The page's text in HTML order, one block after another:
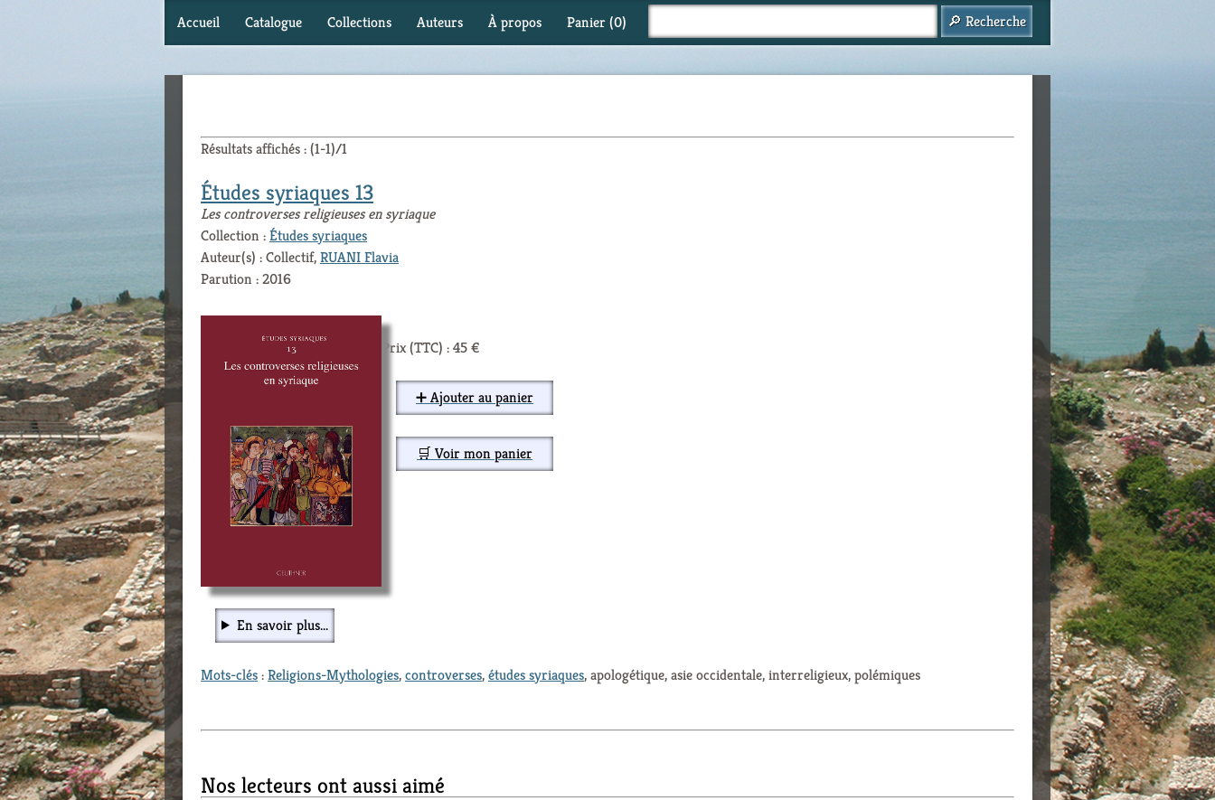
Accueil Catalogue Collections Auteurs À propos Panier (0)
Résultats affichés : (1-1)/1
Études syriaques 13
Les controverses religieuses en syriaque
Collection :Études syriaques
Auteur(s) : Collectif,RUANI Flavia
Parution : 2016
Prix (TTC) : 45 €
➕ Ajouter au panier
🛒 Voir mon panier
En savoir plus...
Mots-clés:Religions-Mythologies,controverses,études syriaques, apologétique, asie occidentale, interreligieux, polémiques
Nos lecteurs ont aussi aimé